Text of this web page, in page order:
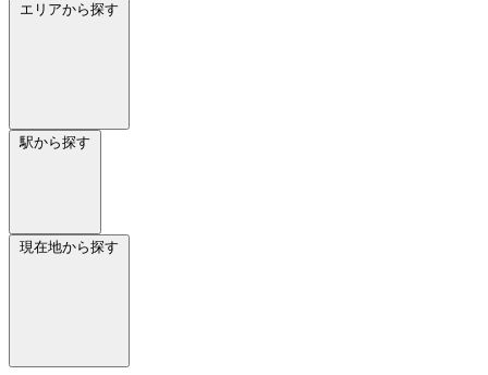
エリアから探す
駅から探す
現在地から探す